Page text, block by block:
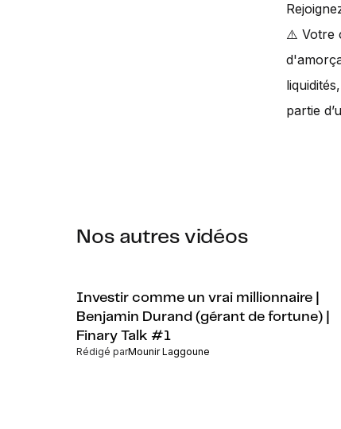
⚠️ Votre
partie
Nos autres vidéos
Investir comme un vrai millionnaire |
Benjamin Durand (gérant de fortune) |
Finary Talk #1
Rédigé parMounir Laggoune